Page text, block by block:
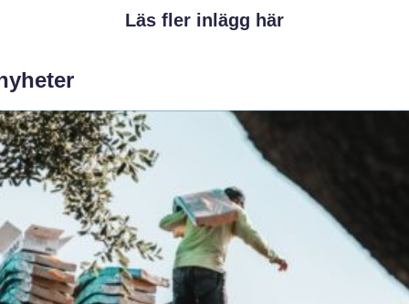
Läs fler inlägg här